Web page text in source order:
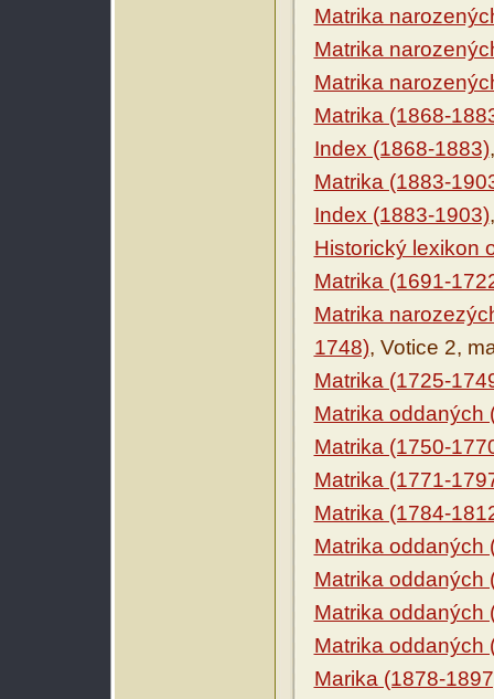
Matrika
Matrika
Matrika
Matrika (1868-
Index (1868-1883)
Matrika (1883-
Index (1883-1903)
Historický lexikon
Matrika (1691-
Matrika
1748), Votice 2,
Matrika (1725-
Matrika oddaných
Matrika (1750-
Matrika (1771-
Matrika (1784-
Matrika oddaných
Matrika oddaných
Matrika oddaných
Matrika oddaných
Marika (1878-